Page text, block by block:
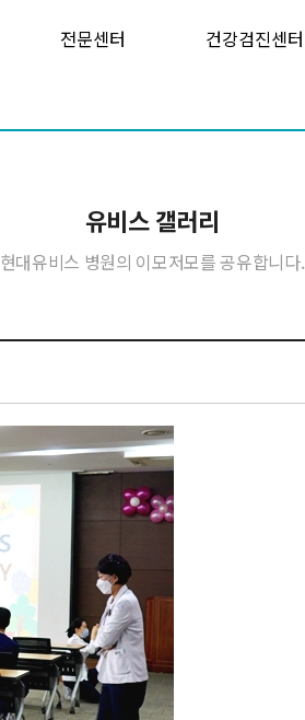
전문센터 건강검진센터
유비스 갤러리
현대유비스 병원의 이모저모를 공유합니다.